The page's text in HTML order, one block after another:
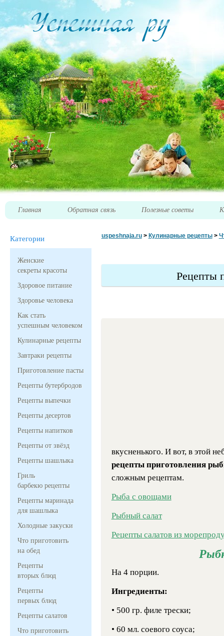
Главная Обратная связь Полезные советы
Категории
Женские
секреты красоты
Здоровое питание
Здоровье человека
Как стать
успешным человеком
Кулинарные рецепты
Завтраки рецепты
Приготовление пасты
Рецепты бутербродов
Рецепты выпечки
Рецепты десертов
Рецепты напитков
Рецепты от звёзд
Рецепты шашлыка
Гриль
барбекю рецепты
Рецепты маринада
для шашлыка
Холодные закуски
Что приготовить
на обед
Рецепты
вторых блюд
Рецепты
первых блюд
Рецепты салатов
Что приготовить
uspeshnaja.ru> Кулинарные рецепты>
Рецепты
вкусненького. И вот, в этой
рецепты приготовления
сложным рецептам.
Рыба с овощами
Рыбный салат
Рецепты салатов из
На 4 порции.
Ингредиенты:
• 500 гр. филе трески;
• 60 мл. соевого соуса;